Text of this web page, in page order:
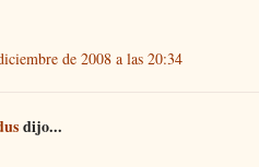
de 2008 a las 20:34
dijo...